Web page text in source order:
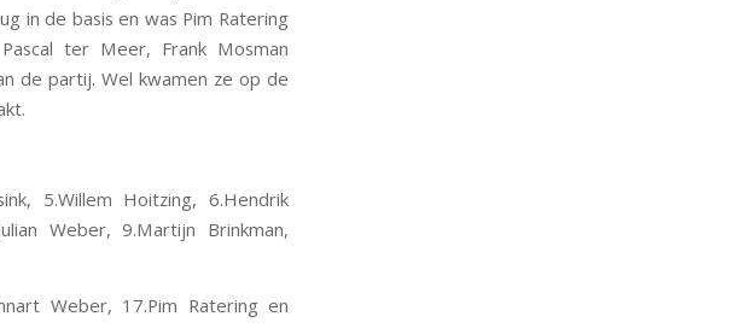
in de basis en was Pim Ratering
ter Meer, Frank Mosman
de partij. Wel kwamen ze op de
5.Willem Hoitzing, 6.Hendrik
Weber, 9.Martijn Brinkman,
Weber, 17.Pim Ratering en